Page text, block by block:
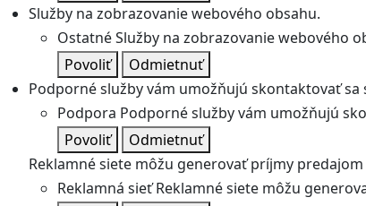
Služby na zobrazovanie webového obsahu.
OstatnéSlužby na zobrazovanie webového
Povoliť
Odmietnuť
Podporné služby vám umožňujú skontaktovať
Podpora Podporné služby vám umožňujú
Povoliť
Odmietnuť
Reklamné siete môžu generovať príjmy
Reklamná sieť Reklamné siete môžu